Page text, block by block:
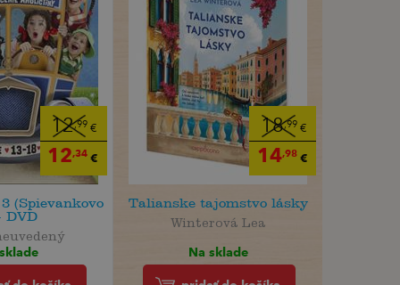
12,99 €
12,34 €
(Spievankovo
DVD
18,99 €
14,98€
Talianske tajomstvo lásky
Winterová Lea
Na sklade